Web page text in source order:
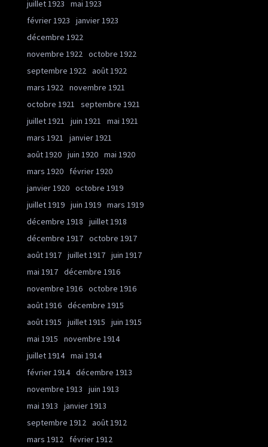
juillet 1923
mai 1923
février 1923
janvier 1923
décembre 1922
novembre 1922 octobre 1922
septembre 1922 août 1922
mars 1922 novembre 1921
octobre 1921
septembre 1921
juillet 1921
juin 1921
mai 1921
mars 1921
janvier 1921
août 1920 juin 1920 mai 1920
mars 1920
février 1920
janvier 1920 octobre 1919
juillet 1919 juin 1919 mars 1919
décembre 1918
juillet 1918
décembre 1917 octobre 1917
août 1917 juillet 1917 juin 1917
mai 1917 décembre 1916
novembre 1916 octobre 1916
août 1916 décembre 1915
août 1915
juillet 1915
juin 1915
mai 1915
novembre 1914
juillet 1914 mai 1914
février 1914 décembre 1913
novembre 1913
juin 1913
mai 1913
janvier 1913
septembre 1912 août 1912
mars 1912
février 1912